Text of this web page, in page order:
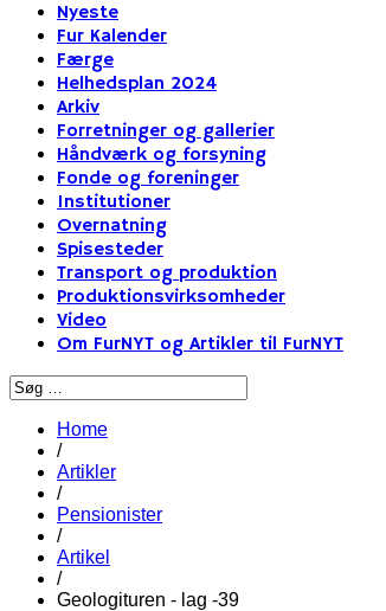
Nyeste
Fur Kalender
Færge
Helhedsplan 2024
Arkiv
Forretninger og gallerier
Håndværk og forsyning
Fonde og foreninger
Institutioner
Overnatning
Spisesteder
Transport og produktion
Produktionsvirksomheder
Video
Om FurNYT og Artikler til FurNYT
Home
/
Artikler
/
Pensionister
/
Artikel
/
Geologituren - lag -39